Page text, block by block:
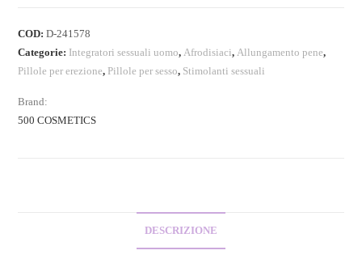
COD:D-241578
Categorie: Integratori sessuali uomo, Afrodisiaci, Allungamento pene,
Pillole per erezione, Pillole per sesso, Stimolanti sessuali
Brand:
500 COSMETICS
DESCRIZIONE